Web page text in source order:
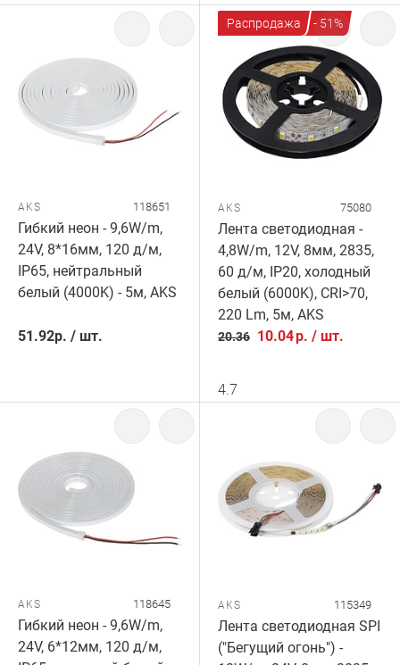
AKS 118651
Гибкий неон - 9,6W/m,
24V, 8*16мм, 120 д/м,
IP65, нейтральный
белый (4000K) - 5м, AKS
51.92р. / шт.
Распродажа - 51%
AKS 75080
Лента светодиодная -
4,8W/m, 12V, 8мм, 2835,
60 д/м, IP20, холодный
белый (6000K), CRI>70,
220 Lm, 5м, AKS
20.36 10.04р. / шт.
4.7
AKS 118645
Гибкий неон - 9,6W/m,
24V, 6*12мм, 120 д/м,
AKS 115349
Лента светодиодная SPI
("Бегущий огонь") -